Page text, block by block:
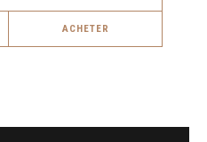
ACHETER